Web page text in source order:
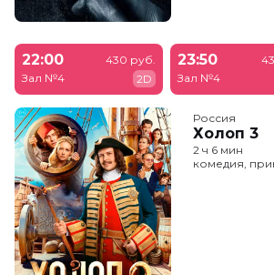
22:00
Зал №4
430 руб.
2D
23:50
Зал №4
Россия
Холоп 3
2 ч 6 мин
комедия,